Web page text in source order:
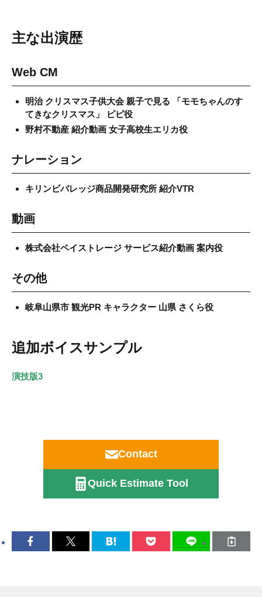
主な出演歴
Web CM
明治 クリスマス子供大会 親子で見る 「モモちゃんのす
てきなクリスマス」 ピピ役
野村不動産 紹介動画 女子高校生エリカ役
ナレーション
キリンビバレッジ商品開発研究所 紹介VTR
動画
株式会社ペイストレージ サービス紹介動画 案内役
その他
岐阜山県市 観光PR キャラクター 山県 さくら役
追加ボイスサンプル
演技版3
Contact
Quick Estimate Tool